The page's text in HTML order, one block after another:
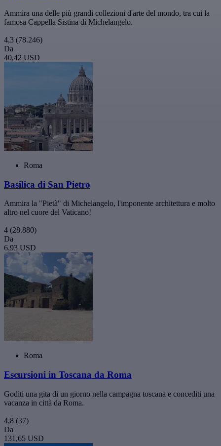
Ammira una delle più grandi collezioni d'arte del mondo, tra cui la
famosa Cappella Sistina di Michelangelo.
4,3 (78.246)
Da
40,42 USD
Roma
Basilica di San Pietro
Ammira la "Pietà" di Michelangelo, l'imponente architettura e molto
altro nel cuore del Vaticano!
4 (28.880)
Da
6,93 USD
Roma
Escursioni in Toscana da Roma
Goditi una gita di un giorno nella campagna toscana e concediti una
vacanza in città da Roma.
4,8 (37)
Da
131,65 USD